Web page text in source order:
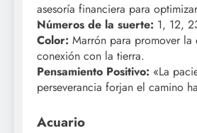
asesoría financiera para
Números de la suerte: 1, 12,
Color: Marrón para promover la
conexión con la tierra.
Pensamiento Positivo: «La
perseverancia forjan el camino
Acuario